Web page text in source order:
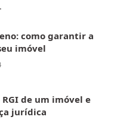
como garantir a
imóvel
de um imóvel e
jurídica